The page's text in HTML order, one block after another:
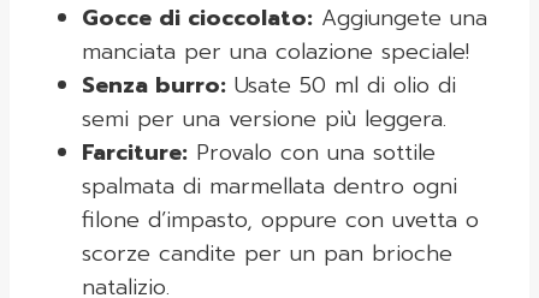
Gocce di cioccolato: Aggiungete una
manciata per una colazione speciale!
Senza burro: Usate 50 ml di olio di
semi per una versione più leggera.
Farciture: Provalo con una sottile
spalmata di marmellata dentro ogni
filone d’impasto, oppure con uvetta o
scorze candite per un pan brioche
natalizio.